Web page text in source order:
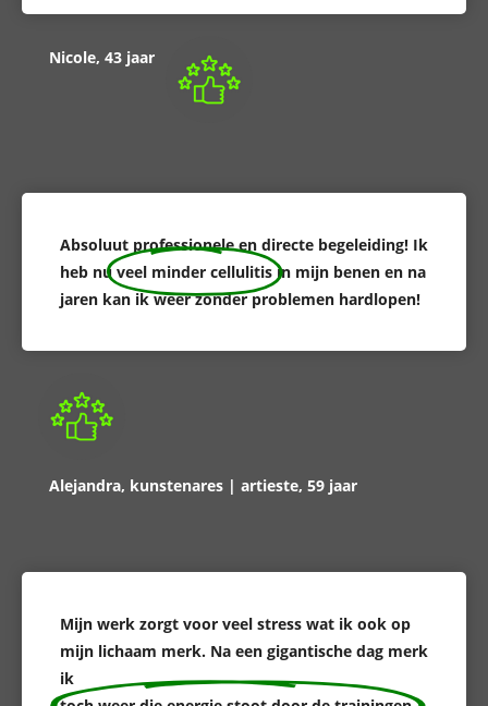
Nicole, 43 jaar
Absoluut professionele en directe begeleiding! Ik
heb nuveel minder cellulitisin mijn benen en na
jaren kan ik weer zonder problemen hardlopen!
Alejandra, kunstenares | artieste, 59 jaar
Mijn werk zorgt voor veel stress wat ik ook op
mijn lichaam merk. Na een gigantische dag merk
ik